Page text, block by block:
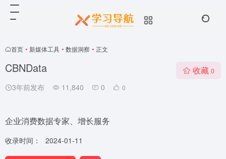
首页 • 新媒体工具 • 数据洞察 • 正文
CBNData
3年前发布 11,840 0 0
收藏 0
企业消费数据专家、增长服务
收录时间： 2024-01-11